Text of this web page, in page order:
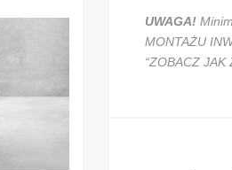
UWAGA!
MONTAŻU
“ZOBACZ